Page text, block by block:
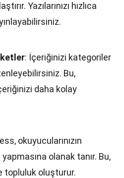
Yazılarınızı hızlıca
: İçeriğinizi kategoriler
Bu,
daha kolay
okuyucularınızın
yapmasına olanak tanır. Bu,
topluluk oluşturur.